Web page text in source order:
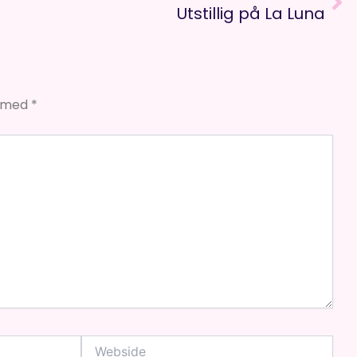
Utstillig på La Luna
*
Webside